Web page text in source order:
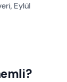
Eylül